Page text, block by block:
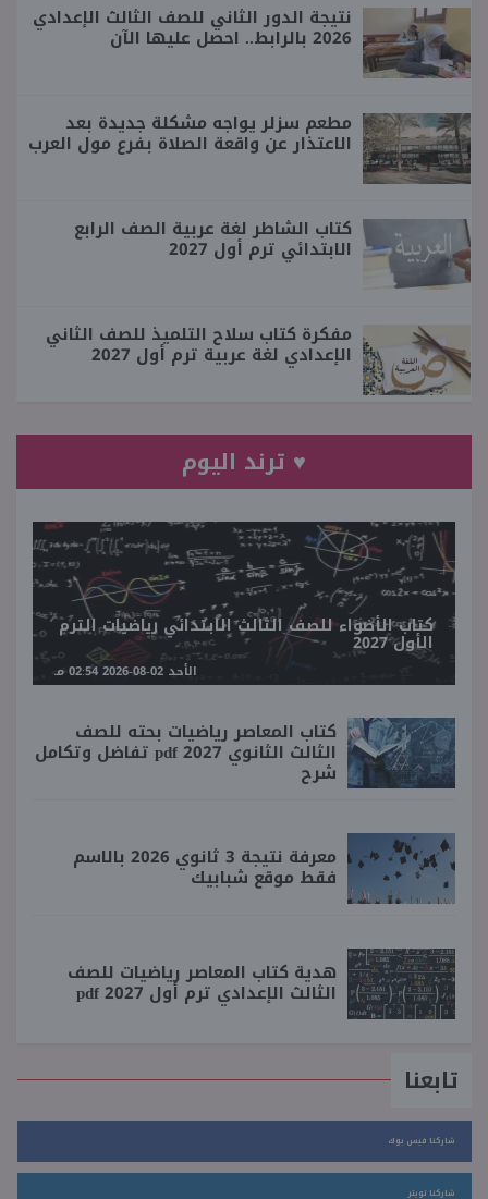
نتيجة الدور الثاني للصف الثالث الإعدادي
2026 بالرابط.. احصل عليها الآن
مطعم سزلر يواجه مشكلة جديدة بعد
الاعتذار عن واقعة الصلاة بفرع مول العرب
كتاب الشاطر لغة عربية الصف الرابع
الابتدائي ترم أول 2027
مفكرة كتاب سلاح التلميذ للصف الثاني
الإعدادي لغة عربية ترم أول 2027
♥ ترند اليوم
كتاب الأضواء للصف الثالث الابتدائي رياضيات الترم
الأول 2027
الأحد 02-08-2026 02:54 مـ
كتاب المعاصر رياضيات بحته للصف
الثالث الثانوي 2027 pdf تفاضل وتكامل
شرح
معرفة نتيجة 3 ثانوي 2026 بالاسم
فقط موقع شبابيك
هدية كتاب المعاصر رياضيات للصف
الثالث الإعدادي ترم أول 2027 pdf
تابعنا
شاركنا فيس بوك
شاركنا تويتر